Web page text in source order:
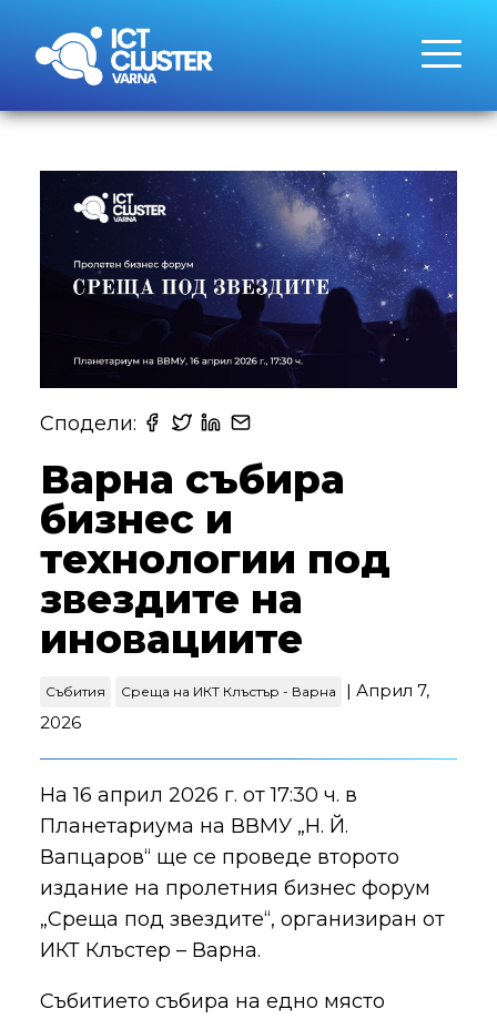
Сподели:
Варна събира
бизнес и
технологии под
звездите на
иновациите
Събития Среща на ИКТ Клъстър - Варна
| Април 7,
2026
На 16 април 2026 г. от 17:30 ч. в
Планетариума на ВВМУ „Н. Й.
Вапцаров“ ще се проведе второто
издание на пролетния бизнес форум
„Среща под звездите“, организиран от
ИКТ Клъстер – Варна.
Събитието събира на едно място